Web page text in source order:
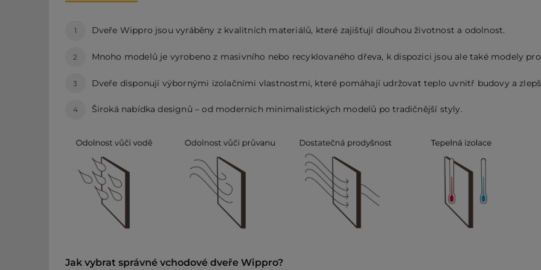
1 Dveře Wippro jsou vyráběny z kvalitních materiálů, které zajišťují dlouhou životnost a odolnost.
2 Mnoho modelů je vyrobeno z masivního nebo recyklovaného dřeva, k dispozici jsou ale také modely
3 Dveře disponují výbornými izolačními vlastnostmi, které pomáhají udržovat teplo uvnitř budovy a
4 Široká nabídka designů – od moderních minimalistických modelů po tradičnější styly.
Jak vybrat správné vchodové dveře Wippro?